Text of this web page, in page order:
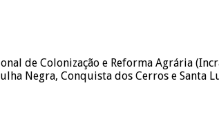
de Colonização e Reforma Agrária
Negra, Conquista dos Cerros e Santa